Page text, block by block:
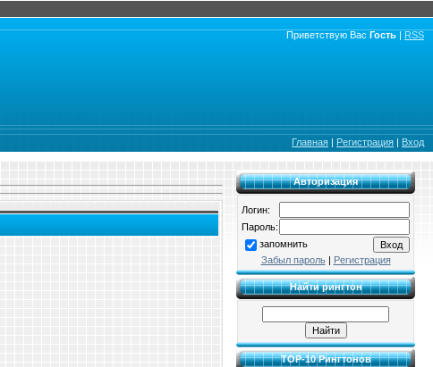
Приветствую Вас Гость | RSS
Главная | Регистрация | Вход
Авторизация
Логин:
Пароль:
запомнить
Забыл пароль| Регистрация
Найти рингтон
TOP-10 Рингтонов